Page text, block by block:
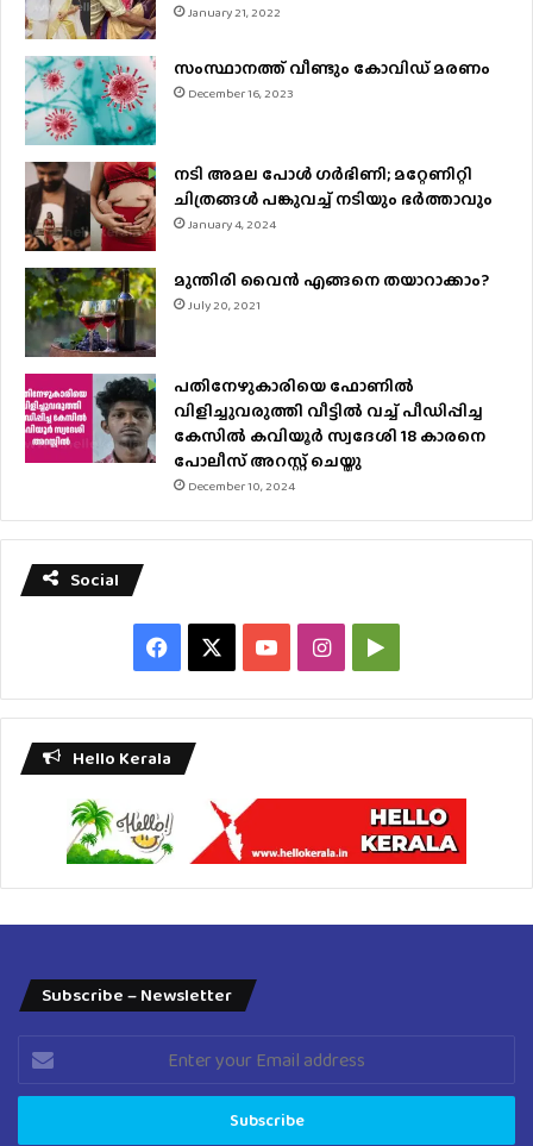
January 21, 2022
സംസ്ഥാനത്ത് വീണ്ടും കോവിഡ് മരണം
December 16, 2023
നടി അമല പോൾ ​ഗർഭിണി; മറ്റേണിറ്റി
ചിത്രങ്ങള്‍ പങ്കുവച്ച് നടിയും ഭർത്താവും
January 4, 2024
മുന്തിരി വൈന്‍ എങ്ങനെ തയാറാക്കാം?
July 20, 2021
പതിനേഴുകാരിയെ ഫോണിൽ
വിളിച്ചുവരുത്തി വീട്ടിൽ വച്ച് പീഡിപ്പിച്ച
കേസിൽ കവിയൂർ സ്വദേശി 18 കാരനെ
പോലീസ് അറസ്റ്റ് ചെയ്തു
December 10, 2024
Social
Facebook YouTubeInstagramGoogle
Play
Hello Kerala
Subscribe – Newsletter
Enter
your
Email